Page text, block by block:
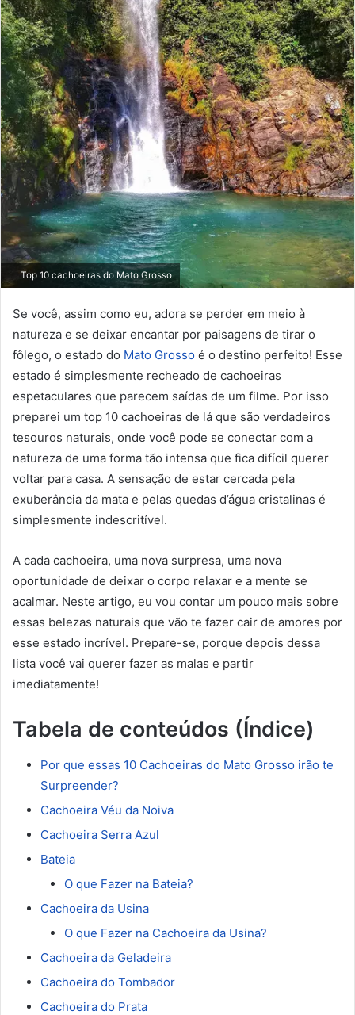
Top 10 cachoeiras do Mato Grosso
Se você, assim como eu, adora se perder em meio à
natureza e se deixar encantar por paisagens de tirar o
fôlego, o estado do Mato Grosso é o destino perfeito! Esse
estado é simplesmente recheado de cachoeiras
espetaculares que parecem saídas de um filme. Por isso
preparei um top 10 cachoeiras de lá que são verdadeiros
tesouros naturais, onde você pode se conectar com a
natureza de uma forma tão intensa que fica difícil querer
voltar para casa. A sensação de estar cercada pela
exuberância da mata e pelas quedas d’água cristalinas é
simplesmente indescritível.
A cada cachoeira, uma nova surpresa, uma nova
oportunidade de deixar o corpo relaxar e a mente se
acalmar. Neste artigo, eu vou contar um pouco mais sobre
essas belezas naturais que vão te fazer cair de amores por
esse estado incrível. Prepare-se, porque depois dessa
lista você vai querer fazer as malas e partir
imediatamente!
Tabela de conteúdos (Índice)
Por que essas 10 Cachoeiras do Mato Grosso irão te
Surpreender?
Cachoeira Véu da Noiva
Cachoeira Serra Azul
Bateia
O que Fazer na Bateia?
Cachoeira da Usina
O que Fazer na Cachoeira da Usina?
Cachoeira da Geladeira
Cachoeira do Tombador
Cachoeira do Prata